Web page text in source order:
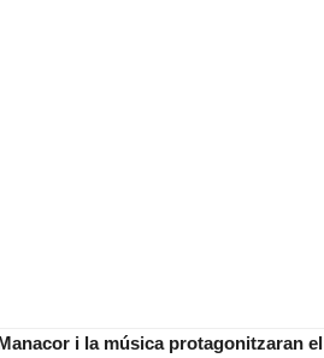
i la música protagonitzaran el